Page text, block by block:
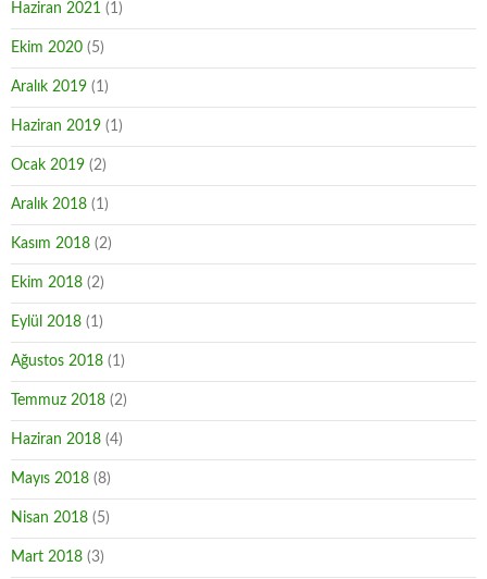
Haziran 2021 (1)
Ekim 2020 (5)
Aralık 2019 (1)
Haziran 2019 (1)
Ocak 2019 (2)
Aralık 2018 (1)
Kasım 2018 (2)
Ekim 2018 (2)
Eylül 2018 (1)
Ağustos 2018 (1)
Temmuz 2018 (2)
Haziran 2018 (4)
Mayıs 2018 (8)
Nisan 2018 (5)
Mart 2018 (3)